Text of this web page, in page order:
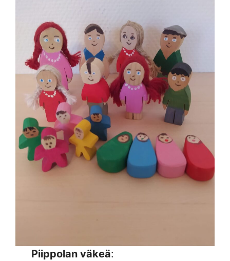
Piippolan väkeä: